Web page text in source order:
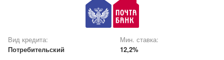
Вид кредита:
Потребительский
Мин. ставка:
12,2%